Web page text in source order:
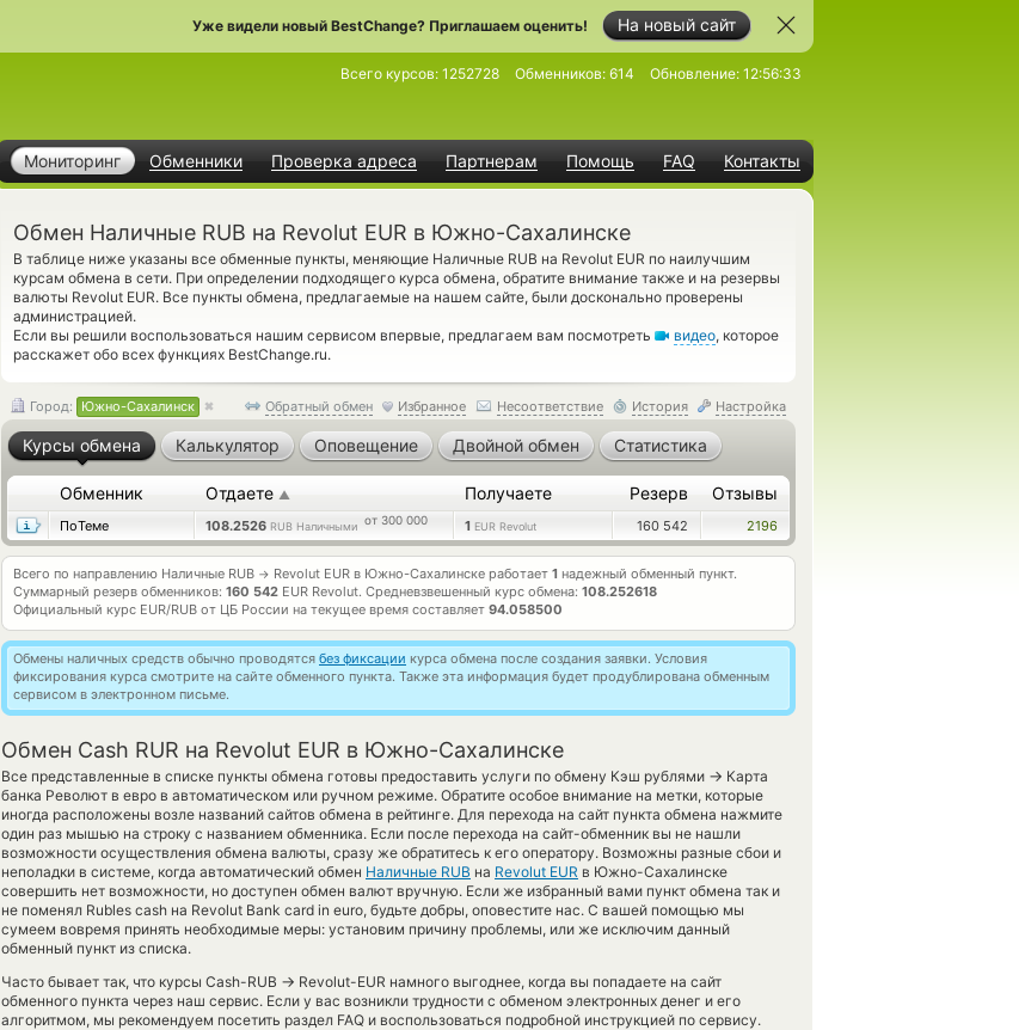
На новый сайт
Уже видели новый BestChange? Приглашаем оценить!
Мониторинг Обменники Проверка адреса Партнерам Помощь FAQ Контакты
Всего курсов: 1252728 Обменников: 614 Обновление: 12:56:33
Обмен Наличные RUB на Revolut EUR в Южно-Сахалинске
В таблице ниже указаны все обменные пункты, меняющие Наличные RUB на Revolut EUR по наилучшим
курсам обмена в сети. При определении подходящего курса обмена, обратите внимание также и на резервы
валюты Revolut EUR. Все пункты обмена, предлагаемые на нашем сайте, были досконально проверены
администрацией.
Если вы решили воспользоваться нашим сервисом впервые, предлагаем вам посмотреть
видео, которое
расскажет обо всех функциях BestChange.ru.
Обратный обмен Избранное Несоответствие История Настройка
Город: Южно-Сахалинск
Курсы обмена Калькулятор Оповещение Двойной обмен Статистика
Обменник Отдаете ▲ Получаете Резерв Отзывы
ПоТеме 108.2526 RUB Наличными от 300 000 1 EUR Revolut 160 542 2196
Всего по направлению Наличные RUB → Revolut EUR в Южно-Сахалинске работает 1 надежный обменный пункт.
Суммарный резерв обменников: 160 542 EUR Revolut. Средневзвешенный курс обмена: 108.252618
Официальный курс EUR/RUB от ЦБ России на текущее время составляет 94.058500
Обмены наличных средств обычно проводятся без фиксации курса обмена после создания заявки. Условия
фиксирования курса смотрите на сайте обменного пункта. Также эта информация будет продублирована обменным
сервисом в электронном письме.
Обмен Cash RUR на Revolut EUR в Южно-Сахалинске
Все представленные в списке пункты обмена готовы предоставить услуги по обмену Кэш рублями → Карта
банка Револют в евро в автоматическом или ручном режиме. Обратите особое внимание на метки, которые
иногда расположены возле названий сайтов обмена в рейтинге. Для перехода на сайт пункта обмена нажмите
один раз мышью на строку с названием обменника. Если после перехода на сайт-обменник вы не нашли
возможности осуществления обмена валюты, сразу же обратитесь к его оператору. Возможны разные сбои и
неполадки в системе, когда автоматический обмен Наличные RUB на Revolut EUR в Южно-Сахалинске
совершить нет возможности, но доступен обмен валют вручную. Если же избранный вами пункт обмена так и
не поменял Rubles cash на Revolut Bank card in euro, будьте добры, оповестите нас. С вашей помощью мы
сумеем вовремя принять необходимые меры: установим причину проблемы, или же исключим данный
обменный пункт из списка.
Часто бывает так, что курсы Cash-RUB → Revolut-EUR намного выгоднее, когда вы попадаете на сайт
обменного пункта через наш сервис. Если у вас возникли трудности с обменом электронных денег и его
алгоритмом, мы рекомендуем посетить раздел FAQ и воспользоваться подробной инструкцией по сервису.